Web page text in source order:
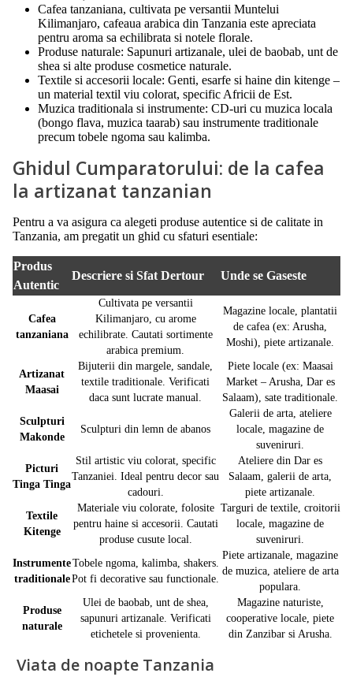
Cafea tanzaniana, cultivata pe versantii Muntelui
Kilimanjaro, cafeaua arabica din Tanzania este apreciata
pentru aroma sa echilibrata si notele florale.
Produse naturale: Sapunuri artizanale, ulei de baobab, unt de
shea si alte produse cosmetice naturale.
Textile si accesorii locale: Genti, esarfe si haine din kitenge –
un material textil viu colorat, specific Africii de Est.
Muzica traditionala si instrumente: CD-uri cu muzica locala
(bongo flava, muzica taarab) sau instrumente traditionale
precum tobele ngoma sau kalimba.
Ghidul Cumparatorului: de la cafea
la artizanat tanzanian
Pentru a va asigura ca alegeti produse autentice si de calitate in
Tanzania, am pregatit un ghid cu sfaturi esentiale:
Produs
Autentic
Descriere si Sfat Dertour Unde se Gaseste
Cafea
tanzaniana
Cultivata pe versantii
Kilimanjaro, cu arome
echilibrate. Cautati sortimente
arabica premium.
Magazine locale, plantatii
de cafea (ex: Arusha,
Moshi), piete artizanale.
Artizanat
Maasai
Bijuterii din margele, sandale,
textile traditionale. Verificati
daca sunt lucrate manual.
Piete locale (ex: Maasai
Market – Arusha, Dar es
Salaam), sate traditionale.
Sculpturi
Makonde
Sculpturi din lemn de abanos
Galerii de arta, ateliere
locale, magazine de
suveniruri.
Picturi
Tinga Tinga
Stil artistic viu colorat, specific
Tanzaniei. Ideal pentru decor sau
cadouri.
Ateliere din Dar es
Salaam, galerii de arta,
piete artizanale.
Textile
Kitenge
Materiale viu colorate, folosite
pentru haine si accesorii. Cautati
produse cusute local.
Targuri de textile, croitorii
locale, magazine de
suveniruri.
Instrumente
traditionale
Tobele ngoma, kalimba, shakers.
Pot fi decorative sau functionale.
Piete artizanale, magazine
de muzica, ateliere de arta
populara.
Produse
naturale
Ulei de baobab, unt de shea,
sapunuri artizanale. Verificati
etichetele si provenienta.
Magazine naturiste,
cooperative locale, piete
din Zanzibar si Arusha.
Viata de noapte Tanzania